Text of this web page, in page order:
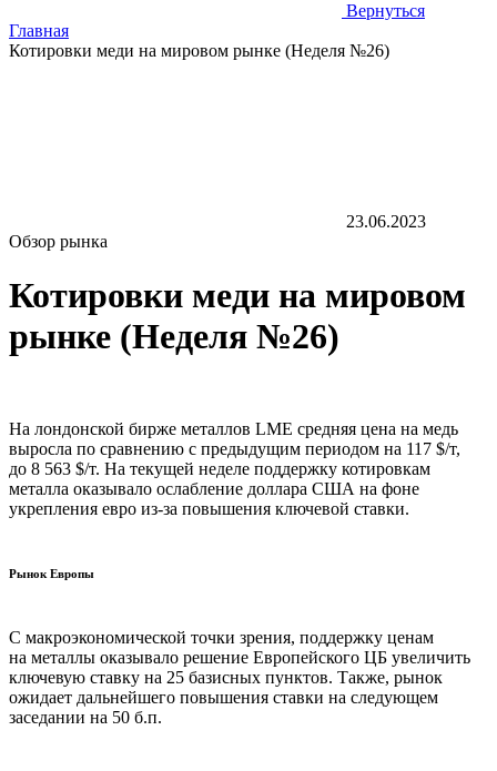
Вернуться
Главная
Котировки меди на мировом рынке (Неделя №26)
23.06.2023
Обзор рынка
Котировки меди на мировом
рынке (Неделя №26)
На лондонской бирже металлов LME средняя цена на медь
выросла по сравнению с предыдущим периодом на 117 $/т,
до 8 563 $/т. На текущей неделе поддержку котировкам
металла оказывало ослабление доллара США на фоне
укрепления евро из-за повышения ключевой ставки.
Рынок Европы
С макроэкономической точки зрения, поддержку ценам
на металлы оказывало решение Европейского ЦБ увеличить
ключевую ставку на 25 базисных пунктов. Также, рынок
ожидает дальнейшего повышения ставки на следующем
заседании на 50 б.п.